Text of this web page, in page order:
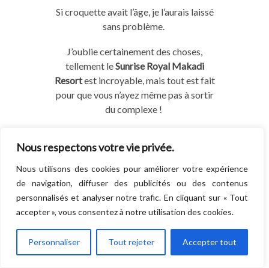
Nous respectons votre vie privée.
Nous utilisons des cookies pour améliorer votre expérience
de navigation, diffuser des publicités ou des contenus
personnalisés et analyser notre trafic. En cliquant sur « Tout
accepter », vous consentez à notre utilisation des cookies.
Personnaliser Tout rejeter Accepter tout
Sicroquetteavait l’âge, je l’aurais laissé
sans problème.
J’oublie certainement des choses,
tellement leSunrise Royal Makadi
Resortest incroyable, mais toutest fait
pourque vous n’ayezmême pas à sortir
du complexe !